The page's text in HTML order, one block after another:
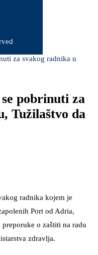
za svakog radnika u
pobrinuti za
Tužilaštvo da
radnika kojem je
Port od Adria,
o zaštiti na radu
zdravlja.